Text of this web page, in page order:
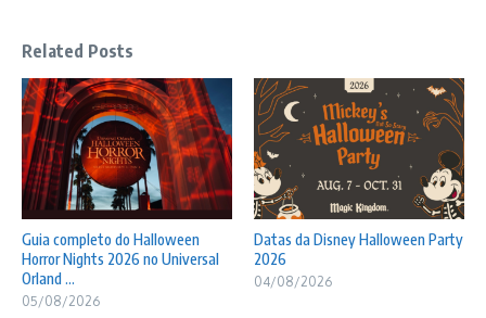
Related Posts
Guia completo do Halloween
Horror Nights 2026 no Universal
Orland ...
05/08/2026
Datas da Disney Halloween Party
2026
04/08/2026